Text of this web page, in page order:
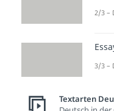
2/3 –
3/3 –
Textarten